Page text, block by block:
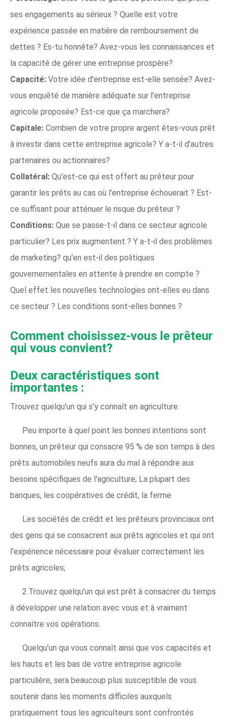
ses engagements au sérieux ? Quelle est votre
expérience passée en matière de remboursement de
dettes ? Es-tu honnête? Avez-vous les connaissances et
la capacité de gérer une entreprise prospère?
Capacité: Votre idée d'entreprise est-elle sensée? Avez-
vous enquêté de manière adéquate sur l'entreprise
agricole proposée? Est-ce que ça marchera?
Capitale: Combien de votre propre argent êtes-vous prêt
à investir dans cette entreprise agricole? Y a-t-il d'autres
partenaires ou actionnaires?
Collatéral: Qu'est-ce qui est offert au prêteur pour
garantir les prêts au cas où l'entreprise échouerait ? Est-
ce suffisant pour atténuer le risque du prêteur ?
Conditions: Que se passe-t-il dans ce secteur agricole
particulier? Les prix augmentent ? Y a-t-il des problèmes
de marketing? qu'en est-il des politiques
gouvernementales en attente à prendre en compte ?
Quel effet les nouvelles technologies ont-elles eu dans
ce secteur ? Les conditions sont-elles bonnes ?
Comment choisissez-vous le prêteur
qui vous convient?
Deux caractéristiques sont
importantes :
Trouvez quelqu'un qui s'y connaît en agriculture.
Peu importe à quel point les bonnes intentions sont
bonnes, un prêteur qui consacre 95 % de son temps à des
prêts automobiles neufs aura du mal à répondre aux
besoins spécifiques de l'agriculture; La plupart des
banques, les coopératives de crédit, la ferme
Les sociétés de crédit et les prêteurs provinciaux ont
des gens qui se consacrent aux prêts agricoles et qui ont
l'expérience nécessaire pour évaluer correctement les
prêts agricoles;
2.Trouvez quelqu'un qui est prêt à consacrer du temps
à développer une relation avec vous et à vraiment
connaître vos opérations.
Quelqu'un qui vous connaît ainsi que vos capacités et
les hauts et les bas de votre entreprise agricole
particulière, sera beaucoup plus susceptible de vous
soutenir dans les moments difficiles auxquels
pratiquement tous les agriculteurs sont confrontés